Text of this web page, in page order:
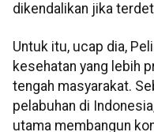
dikendalikan jika
Untuk itu, ucap dia,
kesehatan yang lebih
tengah masyarakat.
pelabuhan di
utama membangun